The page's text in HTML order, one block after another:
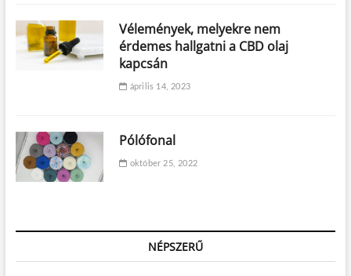
Vélemények, melyekre nem
érdemes hallgatni a CBD olaj
kapcsán
április 14, 2023
Pólófonal
október 25, 2022
NÉPSZERŰ